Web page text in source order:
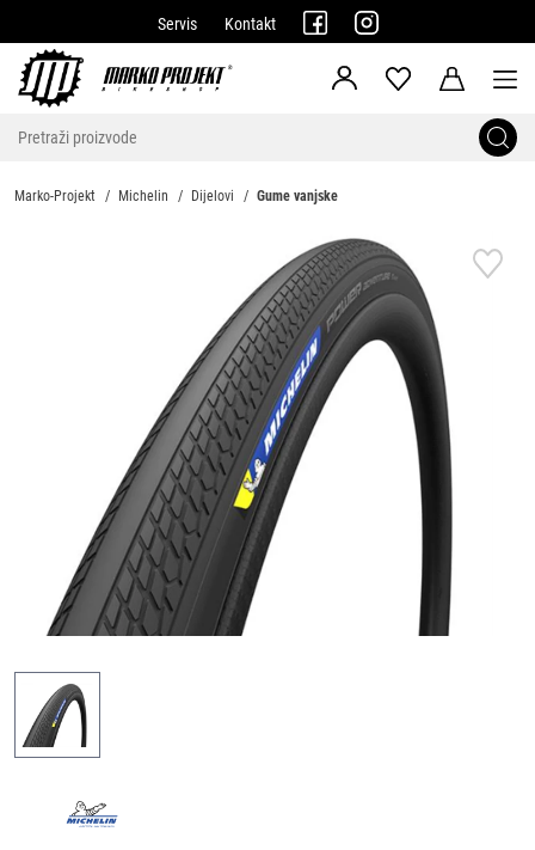
Servis Kontakt
Marko-Projekt Michelin Dijelovi Gume vanjske